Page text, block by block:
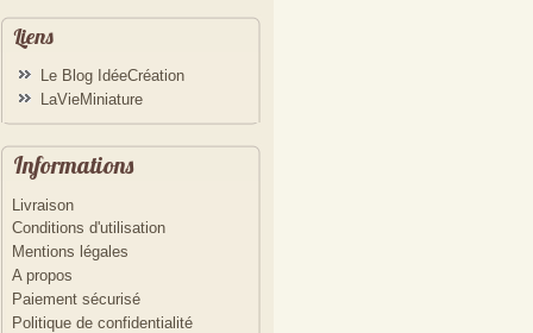
Liens
Le Blog IdéeCréation
LaVieMiniature
Informations
Livraison
Conditions d'utilisation
Mentions légales
A propos
Paiement sécurisé
Politique de confidentialité